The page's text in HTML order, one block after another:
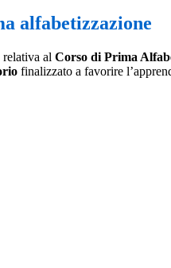
alfabetizzazione
al Corso di Prima
finalizzato a favorire